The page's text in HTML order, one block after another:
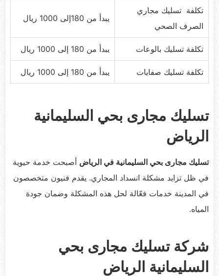
تكلفة تسليك مجاري
الصرف الصحي
يبدأ من 180إلى 1000 ريال
تكلفة تسليك بالوعات يبدأ من 180 إلى 1000 ريال
تكلفة تسليك صفايات يبدأ من 180 إلى 1000 ريال
تسليك مجارى بحي السليمانية
الرياض
تسليك مجارى بحي السليمانية في الرياض أصبحت خدمة حيوية
في ظل تزايد مشكلة انسداد المجاري. يقدم فنيون متخصصون
في المدينة خدمات فعّالة لحل هذه المشكلة وضمان جودة
المياه.
شركة تسليك مجارى بحي
السليمانية الرياض